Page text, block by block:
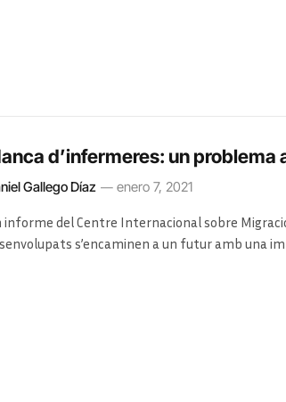
d’infermeres: un problema
Gallego Díaz enero 7, 2021
informe del Centre Internacional sobre
s’encaminen a un futur amb una